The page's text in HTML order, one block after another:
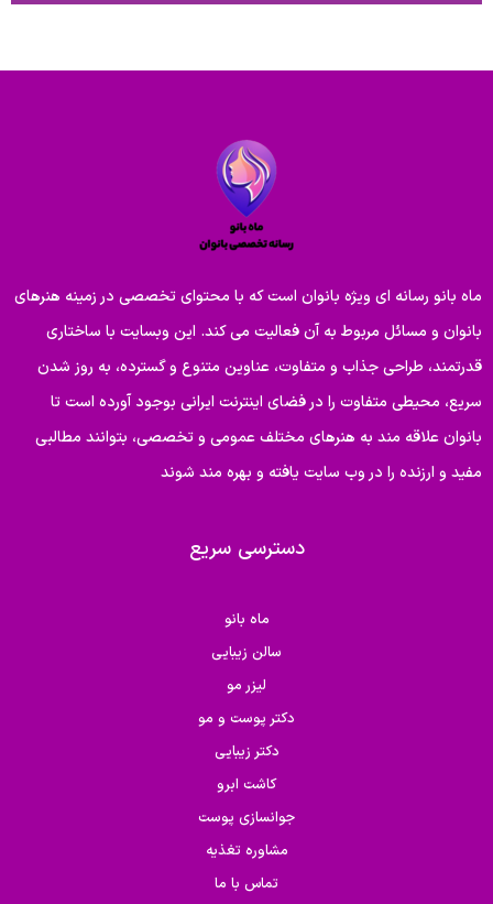
دهید
ماه بانو رسانه ای ویژه بانوان است که با محتوای تخصصی در زمینه هنرهای
بانوان و مسائل مربوط به آن فعالیت می کند. این وبسایت با ساختاری
قدرتمند، طراحی جذاب و متفاوت، عناوین متنوع و گسترده، به روز شدن
سریع، محیطی متفاوت را در فضای اینترنت ایرانی بوجود آورده است تا
بانوان علاقه مند به هنرهای مختلف عمومی و تخصصی، بتوانند مطالبی
مفید و ارزنده را در وب سایت یافته و بهره مند شوند
دسترسی سریع
ماه بانو
سالن زیبایی
لیزر مو
دکتر پوست و مو
دکتر زیبایی
کاشت ابرو
جوانسازی پوست
مشاوره تغذیه
تماس با ما